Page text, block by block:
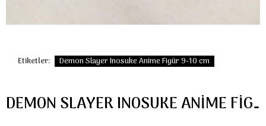
Etiketler: Demon Slayer Inosuke Anime Figür 9-10 cm
DEMON SLAYER INOSUKE ANIME FIGÜR 9-10 CM